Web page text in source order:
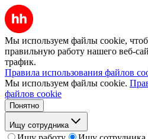
Мы используем файлы cookie,
правильную работу нашего веб-
трафик.
Правила использования файлов
Мы используем файлы cookie.
файлов cookie
Понятно
Ищу сотрудника